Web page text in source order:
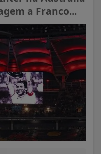
a Franco...